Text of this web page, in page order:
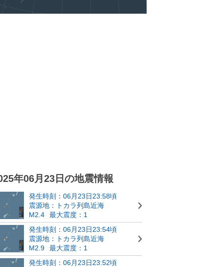
年06月23日の地震情報
発生時刻：06月23日23:58頃
震源地：トカラ列島近海
M2.4
最大震度：1
発生時刻：06月23日23:54頃
震源地：トカラ列島近海
M2.9
最大震度：1
発生時刻：06月23日23:52頃